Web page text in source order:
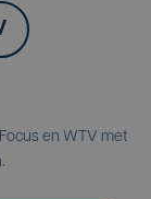
en WTV met